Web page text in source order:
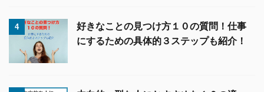
4
好きなことの見つけ方１０の質問！仕事
にするための具体的３ステップも紹介！